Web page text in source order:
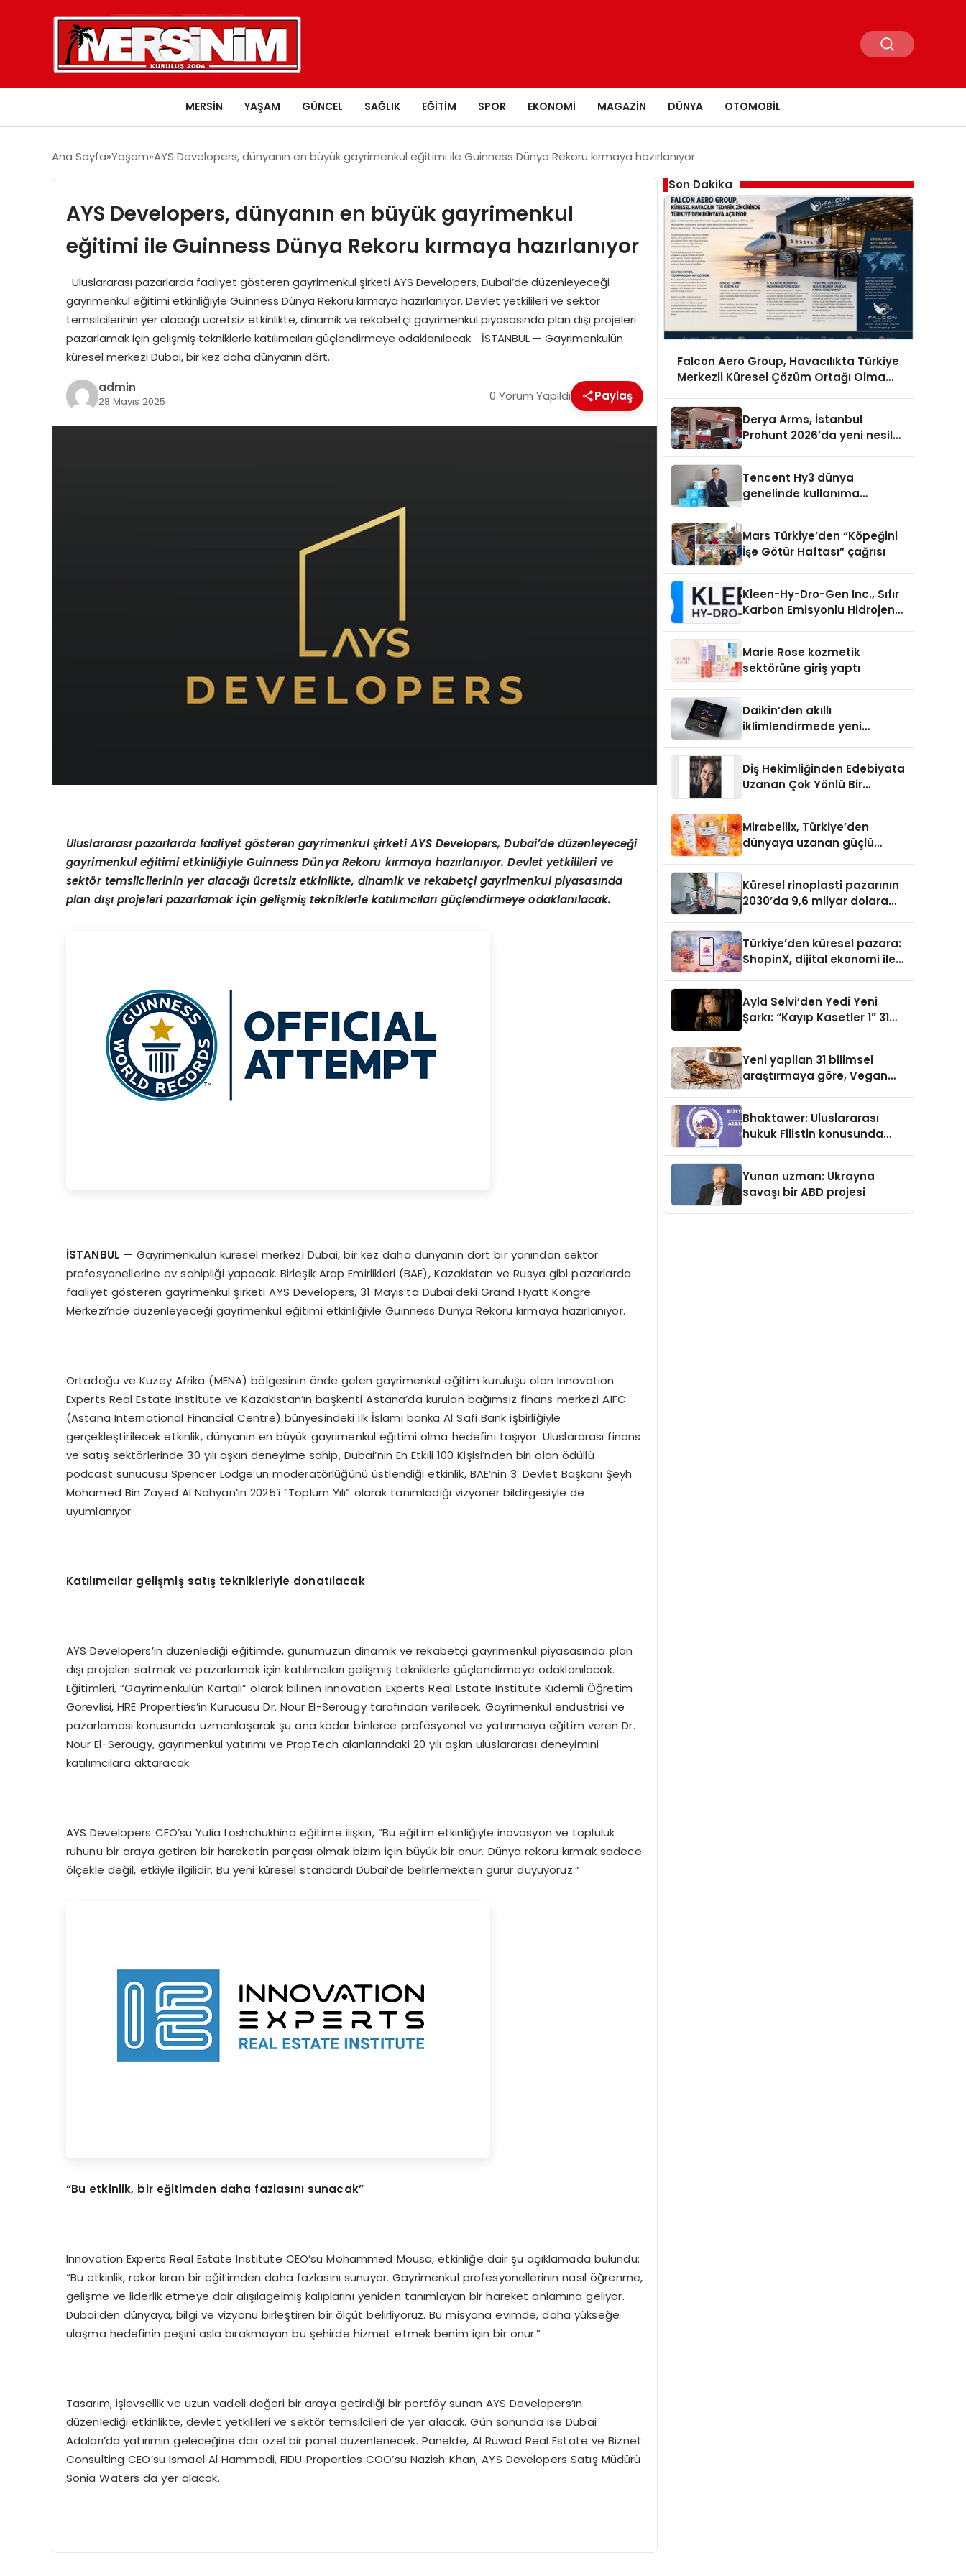
MERSIN YAŞAM GÜNCEL SAĞLIK EĞITIM SPOR EKONOMI MAGAZIN DÜNYA OTOMOBIL
Ana Sayfa Yaşam AYS Developers, dünyanın en büyük gayrimenkul eğitimi ile Guinness Dünya Rekoru kırmaya hazırlanıyor
AYS Developers, dünyanın en büyük gayrimenkul
eğitimi ile Guinness Dünya Rekoru kırmaya hazırlanıyor
Uluslararası pazarlarda faaliyet gösteren gayrimenkul şirketi AYS Developers, Dubai’de düzenleyeceği
gayrimenkul eğitimi etkinliğiyle Guinness Dünya Rekoru kırmaya hazırlanıyor. Devlet yetkilileri ve sektör
temsilcilerinin yer alacağı ücretsiz etkinlikte, dinamik ve rekabetçi gayrimenkul piyasasında plan dışı projeleri
pazarlamak için gelişmiş tekniklerle katılımcıları güçlendirmeye odaklanılacak. İSTANBUL — Gayrimenkulün
küresel merkezi Dubai, bir kez daha dünyanın dört…
admin
28 Mayıs 2025 0 Yorum Yapıldı Paylaş
Uluslararasıpazarlarda faaliyet gösteren gayrimenkulşirketi AYS Developers, Dubai’de düzenleyeceği
gayrimenkul eğitimi etkinliğiyle Guinness Dünya Rekoru kırmaya hazırlanıyor. Devlet yetkilileri ve
sektör temsilcilerinin yer alacağı ücretsiz etkinlikte, dinamik ve rekabetçi gayrimenkul piyasasında
plan dışı projeleri pazarlamak için gelişmiştekniklerle katılımcıları güçlendirmeye odaklanılacak.
İSTANBUL — Gayrimenkulün küresel merkezi Dubai, bir kez daha dünyanın dört bir yanından sektör
profesyonellerine ev sahipliği yapacak. Birleşik Arap Emirlikleri (BAE), Kazakistan ve Rusya gibi pazarlarda
faaliyet gösteren gayrimenkul şirketi AYS Developers, 31 Mayıs’ta Dubai’deki Grand Hyatt Kongre
Merkezi’nde düzenleyeceği gayrimenkul eğitimi etkinliğiyle Guinness Dünya Rekoru kırmaya hazırlanıyor.
Ortadoğu ve Kuzey Afrika (MENA) bölgesinin önde gelen gayrimenkul eğitim kuruluşu olan Innovation
Experts Real Estate Institute ve Kazakistan’ın başkenti Astana’da kurulan bağımsız finans merkezi AIFC
(Astana International Financial Centre) bünyesindeki ilk İslami banka Al Safi Bank işbirliğiyle
gerçekleştirilecek etkinlik, dünyanın en büyük gayrimenkul eğitimi olma hedefini taşıyor. Uluslararası finans
ve satış sektörlerinde 30 yılı aşkın deneyime sahip, Dubai’nin En Etkili 100 Kişisi’nden biri olan ödüllü
podcast sunucusu Spencer Lodge’un moderatörlüğünü üstlendiği etkinlik, BAE’nin 3. Devlet Başkanı Şeyh
Mohamed Bin Zayed Al Nahyan’ın 2025’i “Toplum Yılı” olarak tanımladığı vizyoner bildirgesiyle de
uyumlanıyor.
Katılımcılar gelişmiş satış teknikleriyle donatılacak
AYS Developers’ın düzenlediği eğitimde, günümüzün dinamik ve rekabetçi gayrimenkul piyasasında plan
dışı projeleri satmak ve pazarlamak için katılımcıları gelişmiş tekniklerle güçlendirmeye odaklanılacak.
Eğitimleri, “Gayrimenkulün Kartalı” olarak bilinen Innovation Experts Real Estate Institute Kıdemli Öğretim
Görevlisi, HRE Properties’in Kurucusu Dr. Nour El-Serougy tarafından verilecek. Gayrimenkul endüstrisi ve
pazarlaması konusunda uzmanlaşarak şu ana kadar binlerce profesyonel ve yatırımcıya eğitim veren Dr.
Nour El-Serougy, gayrimenkul yatırımı ve PropTech alanlarındaki 20 yılı aşkın uluslararası deneyimini
katılımcılara aktaracak.
AYS Developers CEO’su Yulia Loshchukhina eğitime ilişkin, “Bu eğitim etkinliğiyle inovasyon ve topluluk
ruhunu bir araya getiren bir hareketin parçası olmak bizim için büyük bir onur. Dünya rekoru kırmak sadece
ölçekle değil, etkiyle ilgilidir. Bu yeni küresel standardı Dubai’de belirlemekten gurur duyuyoruz.”
“Bu etkinlik, bir eğitimden daha fazlasını sunacak”
Innovation Experts Real Estate Institute CEO’su Mohammed Mousa, etkinliğe dair şu açıklamada bulundu:
“Bu etkinlik, rekor kıran bir eğitimden daha fazlasını sunuyor. Gayrimenkul profesyonellerinin nasıl öğrenme,
gelişme ve liderlik etmeye dair alışılagelmiş kalıplarını yeniden tanımlayan bir hareket anlamına geliyor.
Dubai’den dünyaya, bilgi ve vizyonu birleştiren bir ölçüt belirliyoruz. Bu misyona evimde, daha yükseğe
ulaşma hedefinin peşini asla bırakmayan bu şehirde hizmet etmek benim için bir onur.”
Tasarım, işlevsellik ve uzun vadeli değeri bir araya getirdiği bir portföy sunan AYS Developers’ın
düzenlediği etkinlikte, devlet yetkilileri ve sektör temsilcileri de yer alacak. Gün sonunda ise Dubai
Adaları’da yatırımın geleceğine dair özel bir panel düzenlenecek. Panelde, Al Ruwad Real Estate ve Biznet
Consulting CEO’su Ismael Al Hammadi, FIDU Properties COO’su Nazish Khan, AYS Developers Satış Müdürü
Sonia Waters da yer alacak.
Son Dakika
Falcon Aero Group, Havacılıkta Türkiye
Merkezli Küresel Çözüm Ortağı Olma
Derya Arms, İstanbul
Prohunt 2026’da yeni nesil
Tencent Hy3 dünya
genelinde kullanıma
Mars Türkiye’den “Köpeğini
İşe Götür Haftası” çağrısı
Kleen-Hy-Dro-Gen Inc., Sıfır
Karbon Emisyonlu Hidrojen
Aldı
Marie Rose kozmetik
sektörüne giriş yaptı
Daikin’den akıllı
iklimlendirmede yeni
Diş Hekimliğinden Edebiyata
Uzanan Çok Yönlü Bir
Mirabellix, Türkiye’den
dünyaya uzanan güçlü
Küresel rinoplasti pazarının
2030’da 9,6 milyar dolara
Türkiye’den küresel pazara:
ShopinX, dijital ekonomi ile
Ayla Selvi’den Yedi Yeni
Şarkı: “Kayıp Kasetler 1” 31
Yeni yapilan 31 bilimsel
araştırmaya göre, Vegan
Sindirildiğini Ortaya Koydu
Bhaktawer: Uluslararası
hukuk Filistin konusunda
Yunan uzman: Ukrayna
savaşı bir ABD projesi